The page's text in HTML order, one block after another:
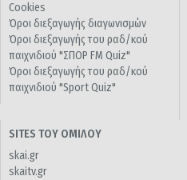
Cookies
Όροι διεξαγωγής διαγωνισμών
Όροι διεξαγωγής του ραδ/κού
παιχνιδιού "ΣΠΟΡ FM Quiz"
Όροι διεξαγωγής του ραδ/κού
παιχνιδιού "Sport Quiz"
SITES ΤΟΥ ΟΜΙΛΟΥ
skai.gr
skaitv.gr